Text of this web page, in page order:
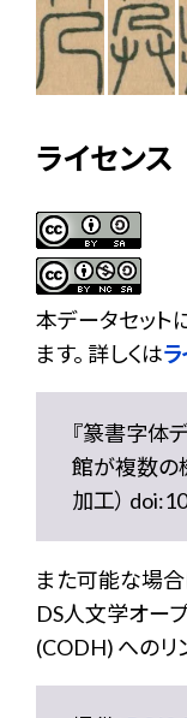
ライセンス
本データセット
ます。 詳しくは
『篆書字体
館が複数の
加工）
また可能な場合
DS人文学オー
(CODH) へのリ